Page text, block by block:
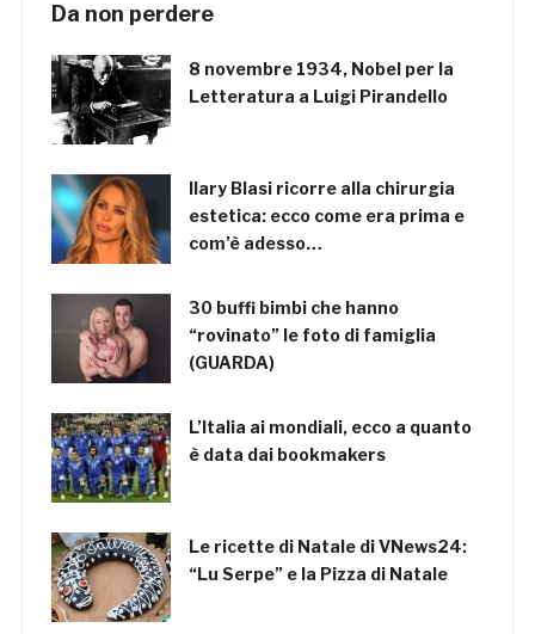
Da non perdere
8 novembre 1934, Nobel per la
Letteratura a Luigi Pirandello
Ilary Blasi ricorre alla chirurgia
estetica: ecco come era prima e
com’è adesso…
30 buffi bimbi che hanno
“rovinato” le foto di famiglia
(GUARDA)
L’Italia ai mondiali, ecco a quanto
è data dai bookmakers
Le ricette di Natale di VNews24:
“Lu Serpe” e la Pizza di Natale